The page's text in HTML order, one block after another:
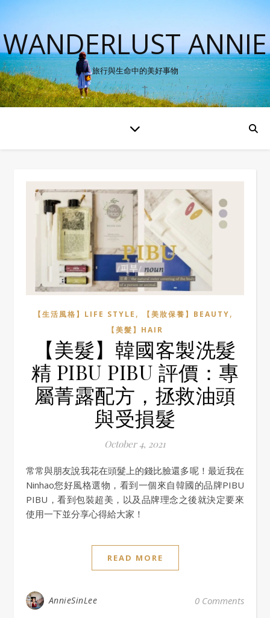
WANDERLUST ANNIE
旅行與生命中的美好事物
【生活風格】LIFE STYLE , 【美妝保養】BEAUTY,
【美髮】HAIR
【美髮】韓國客製洗髮
精 PIBU PIBU 評價：專
屬菁露配方，拯救油頭
與受損髮
October 4, 2021
常常與朋友說我花在頭髮上的錢比臉還多呢！最近我在
Ninhao您好風格選物，看到一個來自韓國的品牌PIBU
PIBU，看到包裝超美，以及品牌理念之後就決定要來
使用一下並分享心得給大家！
READ MORE
AnnieSinLee 0 Comments